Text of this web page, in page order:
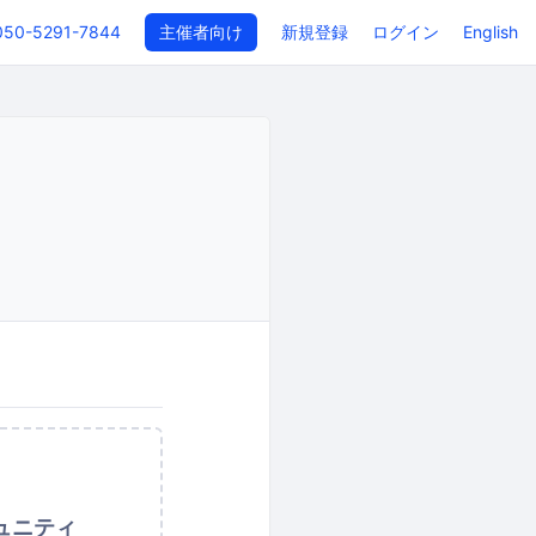
5291-7844 主催者向け 新規登録 ログイン English
ニティ